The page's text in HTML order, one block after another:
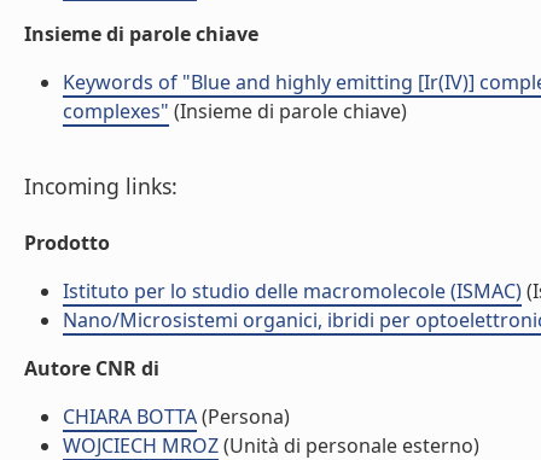
Insieme di parole chiave
Keywords of "Blue and highly emitting [Ir(IV)]
complexes" (Insieme di parole chiave)
Incoming links:
Prodotto
Istituto per lo studio delle macromolecole (ISMAC)
Nano/Microsistemi organici, ibridi per
Autore CNR di
CHIARA BOTTA(Persona)
WOJCIECH MROZ(Unità di personale esterno)